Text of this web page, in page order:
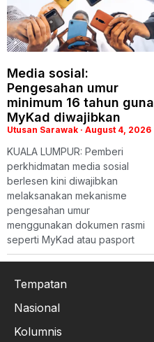
Media sosial:
Pengesahan umur
minimum 16 tahun guna
MyKad diwajibkan
Utusan Sarawak August 4, 2026
KUALA LUMPUR: Pemberi
perkhidmatan media sosial
berlesen kini diwajibkan
melaksanakan mekanisme
pengesahan umur
menggunakan dokumen rasmi
seperti MyKad atau pasport
Tempatan
Nasional
Kolumnis